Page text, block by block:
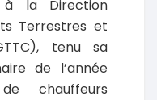
la Direction
Terrestres et
tenu sa
de l’année
chauffeurs